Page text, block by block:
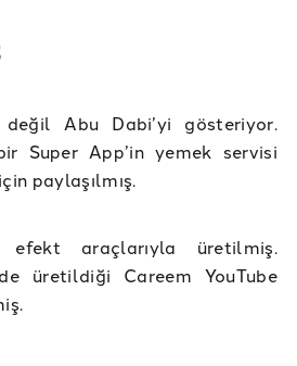
Abu Dabi’yi gösteriyor.
Super App’in yemek servisi
paylaşılmış.
araçlarıyla üretilmiş.
üretildiği Careem YouTube